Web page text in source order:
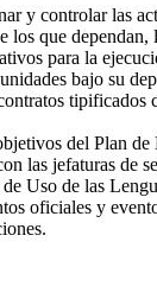
y controlar las
los que
para la
bajo su
tipificados
del Plan
las jefaturas
Uso de las
oficiales y